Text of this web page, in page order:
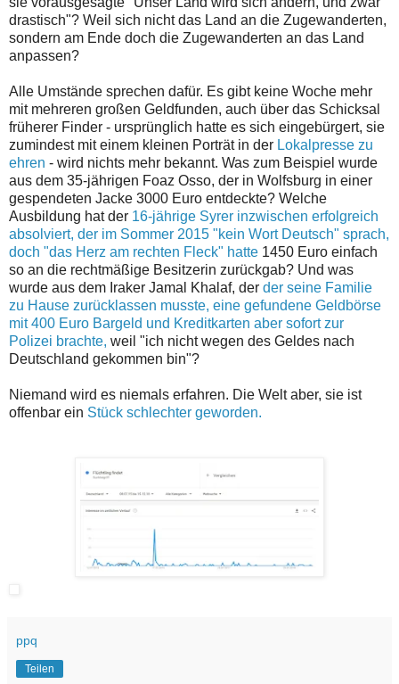
drastisch"? Weil sich nicht das Land an die Zugewanderten,
sondern am Ende doch die Zugewanderten an das Land
anpassen?
Alle Umstände sprechen dafür. Es gibt keine Woche mehr
mit mehreren großen Geldfunden, auch über das Schicksal
früherer Finder - ursprünglich hatte es sich eingebürgert, sie
zumindest mit einem kleinen Porträt in der Lokalpresse zu
ehren - wird nichts mehr bekannt. Was zum Beispiel wurde
aus dem 35-jährigen Foaz Osso, der in Wolfsburg in einer
gespendeten Jacke 3000 Euro entdeckte? Welche
Ausbildung hat der 16-jährige Syrer inzwischen erfolgreich
absolviert, der im Sommer 2015 "kein Wort Deutsch" sprach,
doch "das Herz am rechten Fleck" hatte 1450 Euro einfach
so an die rechtmäßige Besitzerin zurückgab? Und was
wurde aus dem Iraker Jamal Khalaf, der der seine Familie
zu Hause zurücklassen musste, eine gefundene Geldbörse
mit 400 Euro Bargeld und Kreditkarten aber sofort zur
Polizei brachte, weil "ich nicht wegen des Geldes nach
Deutschland gekommen bin"?
Niemand wird es niemals erfahren. Die Welt aber, sie ist
offenbar ein Stück schlechter geworden.
ppq
Teilen